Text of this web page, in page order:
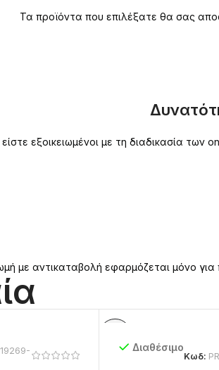
Τα προϊόντα που επιλέξατε θα σας
είστε εξοικειωμένοι με τη διαδικασία
με αντικαταβολή εφαρμόζεται μόνο
Διαθέσιμο
Κωδ: